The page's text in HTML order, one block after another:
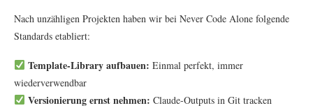
Nach unzähligen Projekten haben wir bei Never Code Alone folgende
Standards etabliert:
Template-Library aufbauen: Einmal perfekt, immer
wiederverwendbar
Versionierung ernst nehmen: Claude-Outputs in Git tracken